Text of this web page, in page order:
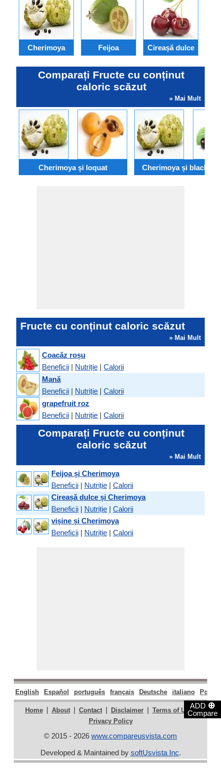
ADD ⊕
Compare
Cherimoya Feijoa Cireașă dulce
Comparați Fructe cu conținut
caloric scăzut
» Mai Mult
Cherimoya și loquat Cherimoya și
Fructe cu conținut caloric scăzut
» Mai Mult
Coacăz roșu
Beneficii | Nutriție | Calorii
Mană
Beneficii | Nutriție | Calorii
grapefruit roz
Beneficii | Nutriție | Calorii
Comparați Fructe cu conținut
caloric scăzut
» Mai Mult
Feijoa și Cherimoya
Beneficii | Nutriție | Calorii
Cireașă dulce și Cherimoya
Beneficii | Nutriție | Calorii
vișine și Cherimoya
Beneficii | Nutriție | Calorii
English Español português français Deutsche italiano
Home | About | Contact | Disclaimer | Terms of Use |
Privacy Policy
© 2015 - 2026 www.compareusvista.com
Developed & Maintained by softUsvista Inc.